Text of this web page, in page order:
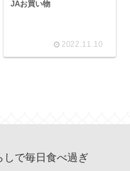
JAお買い物
2022.11.10
で毎日食べ過ぎ